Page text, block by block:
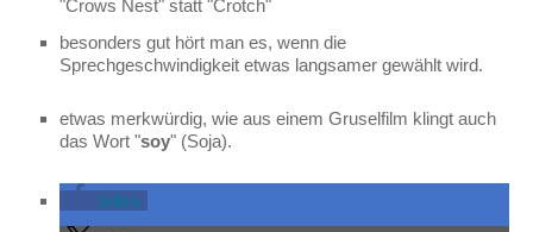
"Crows Nest" statt "Crotch"
besonders gut hört man es, wenn die
Sprechgeschwindigkeit etwas langsamer gewählt wird.
etwas merkwürdig, wie aus einem Gruselfilm klingt auch
das Wort "soy" (Soja).
teilen